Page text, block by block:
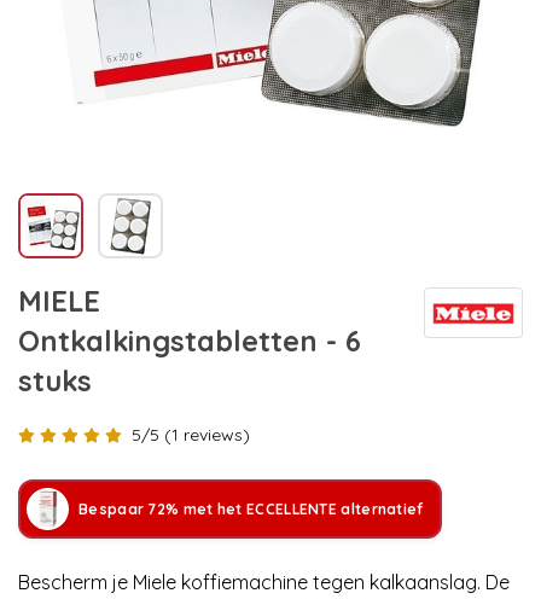
MIELE
Ontkalkingstabletten - 6
stuks
5/5 (1 reviews)
Bespaar 72% met het ECCELLENTE alternatief
Bescherm je Miele koffiemachine tegen kalkaanslag. De